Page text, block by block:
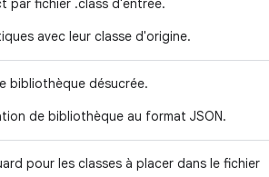
par fichier .class d'entrée.
avec leur classe d'origine.
bibliothèque désucrée.
de bibliothèque au format JSON.
pour les classes à placer dans le fichier